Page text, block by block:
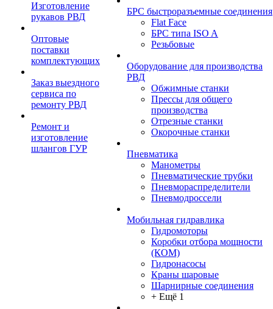
Изготовление
рукавов РВД
Оптовые
поставки
комплектующих
Заказ выездного
сервиса по
ремонту РВД
Ремонт и
изготовление
шлангов ГУР
БРС быстроразъемные соединения
Flat Face
БРС типа ISO A
Резьбовые
Оборудование для производства
РВД
Обжимные станки
Прессы для общего
производства
Отрезные станки
Окорочные станки
Пневматика
Манометры
Пневматические трубки
Пневмораспределители
Пневмодроссели
Мобильная гидравлика
Гидромоторы
Коробки отбора мощности
(КОМ)
Гидронасосы
Краны шаровые
Шарнирные соединения
+ Ещё 1